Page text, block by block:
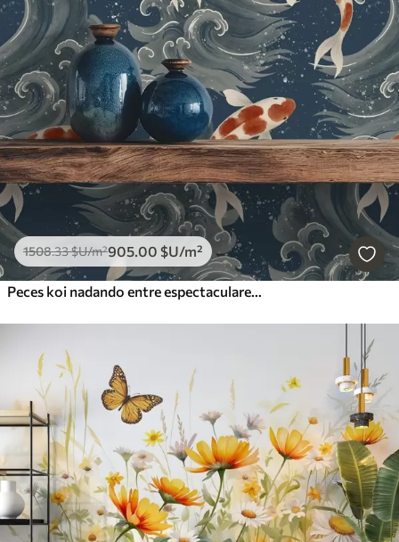
1508.33$U/m²905.00 $U/m²
Peces koi nadando entre espectaculares olas oceánicas